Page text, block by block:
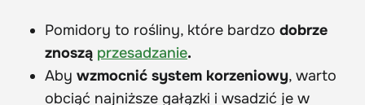
Pomidory to rośliny, które bardzo dobrze
znoszą przesadzanie.
Aby wzmocnić system korzeniowy, warto
obciąć najniższe gałązki i wsadzić je w